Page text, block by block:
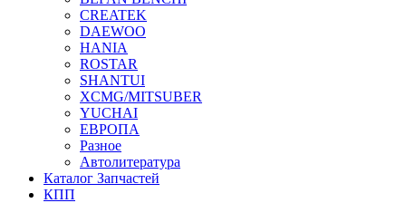
CREATEK
DAEWOO
HANIA
ROSTAR
SHANTUI
XCMG/MITSUBER
YUCHAI
ЕВРОПА
Разное
Aвтолитература
Каталог Запчастей
КПП